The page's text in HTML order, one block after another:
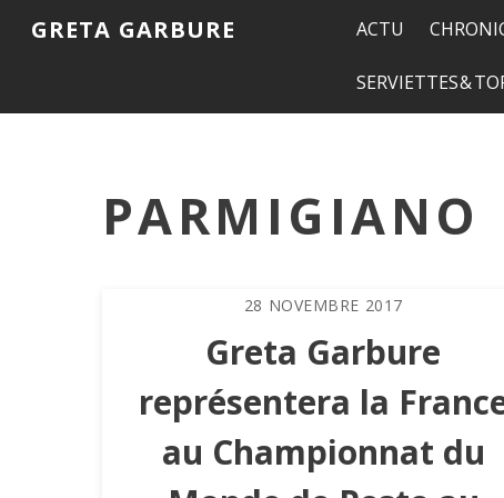
GRETA GARBURE ACTU
SERVIETTES &
PARMIGIANO
28 NOVEMBRE 2017
Greta Garbure
représentera la
au Championnat du